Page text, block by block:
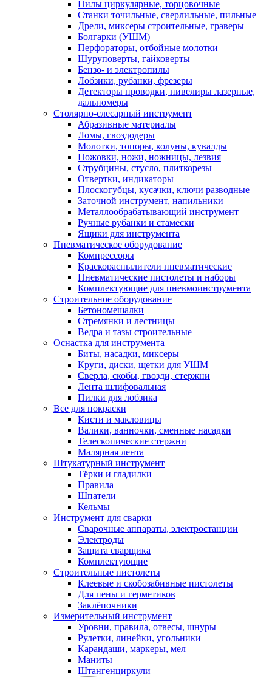
Пилы циркулярные, торцовочные
Станки точильные, сверлильные, пильные
Дрели, миксеры строительные, граверы
Болгарки (УШМ)
Перфораторы, отбойные молотки
Шуруповерты, гайковерты
Бензо- и электропилы
Лобзики, рубанки, фрезеры
Детекторы проводки, нивелиры лазерные,
дальномеры
Столярно-слесарный инструмент
Абразивные материалы
Ломы, гвоздодеры
Молотки, топоры, колуны, кувалды
Ножовки, ножи, ножницы, лезвия
Струбцины, стусло, плиткорезы
Отвертки, индикаторы
Плоскогубцы, кусачки, ключи разводные
Заточной инструмент, напильники
Металлообрабатывающий инструмент
Ручные рубанки и стамески
Ящики для инструмента
Пневматическое оборудование
Компрессоры
Краскораспылители пневматические
Пневматические пистолеты и наборы
Комплектующие для пневмоинструмента
Строительное оборудование
Бетономешалки
Стремянки и лестницы
Ведра и тазы строительные
Оснастка для инструмента
Биты, насадки, миксеры
Круги, диски, щетки для УШМ
Сверла, скобы, гвозди, стержни
Лента шлифовальная
Пилки для лобзика
Все для покраски
Кисти и макловицы
Валики, ванночки, сменные насадки
Телескопические стержни
Малярная лента
Штукатурный инструмент
Тёрки и гладилки
Правила
Шпатели
Кельмы
Инструмент для сварки
Сварочные аппараты, электростанции
Электроды
Защита сварщика
Комплектующие
Строительные пистолеты
Клеевые и скобозабивные пистолеты
Для пены и герметиков
Заклёпочники
Измерительный инструмент
Уровни, правила, отвесы, шнуры
Рулетки, линейки, угольники
Карандаши, маркеры, мел
Маниты
Штангенциркули